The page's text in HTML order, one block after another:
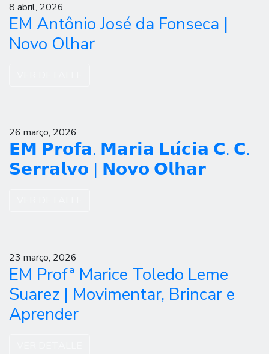
8 abril, 2026
EM Antônio José da Fonseca |
Novo Olhar
26 março, 2026
𝗘𝗠 𝗣𝗿𝗼𝗳𝗮. 𝗠𝗮𝗿𝗶𝗮 𝗟𝘂́𝗰𝗶𝗮 𝗖. 𝗖.
𝗦𝗲𝗿𝗿𝗮𝗹𝘃𝗼 | 𝗡𝗼𝘃𝗼 𝗢𝗹𝗵𝗮𝗿
23 março, 2026
EM Profª Marice Toledo Leme
Suarez | Movimentar, Brincar e
Aprender